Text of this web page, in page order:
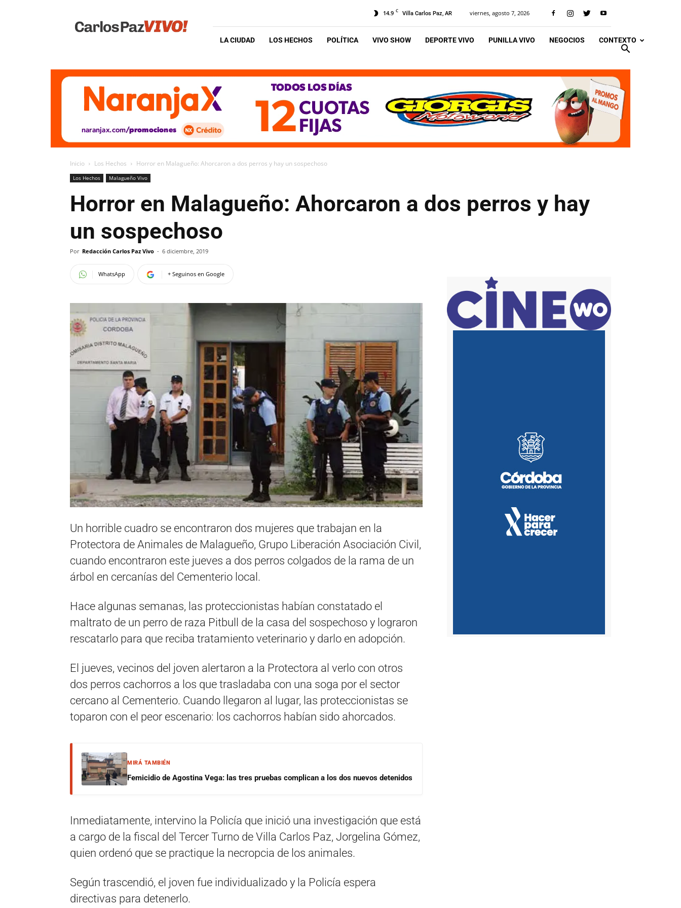
Vivo
14.9 C Villa Carlos Paz, AR viernes, agosto 7, 2026
LA CIUDAD LOS HECHOS POLÍTICA VIVO SHOW DEPORTE VIVO PUNILLA VIVO NEGOCIOS CONTEXTO
Inicio Los Hechos Horror en Malagueño: Ahorcaron a dos perros y hay un sospechoso
Los Hechos Malagueño Vivo
Horror en Malagueño: Ahorcaron a dos perros y hay
un sospechoso
Por Redacción Carlos Paz Vivo - 6 diciembre, 2019
WhatsApp + Seguinos en Google
Un horrible cuadro se encontraron dos mujeres que trabajan en la
Protectora de Animales de Malagueño, Grupo Liberación Asociación Civil,
cuando encontraron este jueves a dos perros colgados de la rama de un
árbol en cercanías del Cementerio local.
Hace algunas semanas, las proteccionistas habían constatado el
maltrato de un perro de raza Pitbull de la casa del sospechoso y lograron
rescatarlo para que reciba tratamiento veterinario y darlo en adopción.
El jueves, vecinos del joven alertaron a la Protectora al verlo con otros
dos perros cachorros a los que trasladaba con una soga por el sector
cercano al Cementerio. Cuando llegaron al lugar, las proteccionistas se
toparon con el peor escenario: los cachorros habían sido ahorcados.
MIRÁ TAMBIÉN
Femicidio de Agostina Vega: las tres pruebas complican a los dos nuevos detenidos
Inmediatamente, intervino la Policía que inició una investigación que está
a cargo de la fiscal del Tercer Turno de Villa Carlos Paz, Jorgelina Gómez,
quien ordenó que se practique la necropcia de los animales.
Según trascendió, el joven fue individualizado y la Policía espera
directivas para detenerlo.